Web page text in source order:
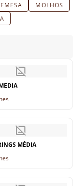
MOLHOS
MÉDIA